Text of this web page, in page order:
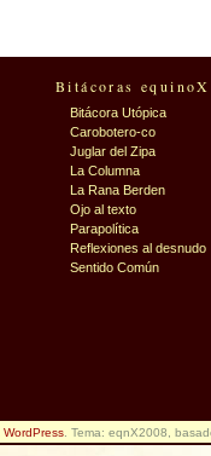
Bitácoras
Bitácora Utópica
Carobotero-co
Juglar del Zipa
La Columna
La Rana Berden
Ojo al texto
Parapolítica
Reflexiones al desnudo
Sentido Común
WordPress . Tema: eqnX2008,